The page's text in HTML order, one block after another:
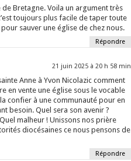
Bretagne. Voila un argument très
toujours plus facile de taper toute
sauver une église de chez nous.
Répondre
21 juin 2025 à 20 h 58 min
Anne à Yvon Nicolazic comment
en vente une église sous le vocable
confier à une communauté pour en
besoin. Quel sera son avenir ?
malheur ! Unissons nos prière
diocésaines ce nous pensons de
Répondre